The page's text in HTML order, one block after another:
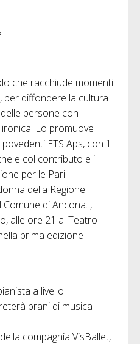
che racchiude momenti
per diffondere la cultura
persone con
Lo promuove
ETS Aps, con il
e col contributo e il
per le Pari
della Regione
di Ancona. ,
alle ore 21 al Teatro
prima edizione
a livello
brani di musica
compagnia VisBallet,